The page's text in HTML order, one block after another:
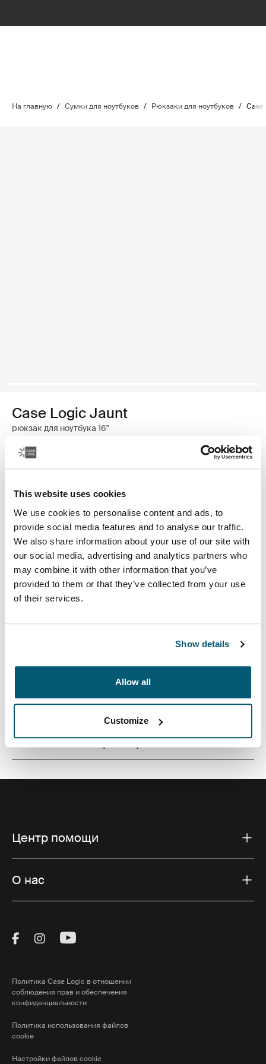
This website uses cookies
We use cookies to personalise content and ads, to
provide social media features and to analyse our traffic.
We also share information about your use of our site with
our social media, advertising and analytics partners who
may combine it with other information that you’ve
provided to them or that they’ve collected from your use
of their services.
Show details
Allow all
Customize
На главную / Сумки для ноутбуков / Рюкзаки для ноутбуков / Case
Case Logic Jaunt
рюкзак для ноутбука 16"
Цвет
Case Logic Jaunt Backpack 16" Чёрный
Case Logic Jaunt Backpack 16" Глубокий бордовый
Case Logic Jaunt Backpack 16" небесно-голубой
Case Logic Jaunt Backpack 16" Dark Teal (selected)
Case Logic Jaunt Backpack 16" Dim Gold
Идеальный выбор для городских поездок:
позволяет эффективно упаковывать электронику и
Toggle features
Все характеристики
Toggle techspec
Технические характеристики
Центр помощи
О нас
Visit Thule on Facebook (external link)
Visit Thule on Instagram (external link)
Visit Thule on Youtube (external
Политика Case Logic в отношении
соблюдения прав и обеспечения
конфиденциальности
Политика использования файлов
cookie
Настройки файлов cookie